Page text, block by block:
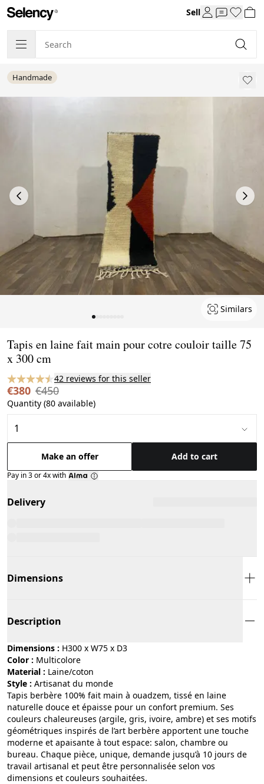
Sell
Handmade
Similars
Tapis en laine fait main pour cotre couloir taille 75
x 300 cm
42 reviews for this seller
€380 €450
Quantity (80 available)
Make an offer Add to cart
Pay in 3 or 4x with
Delivery
Dimensions
Description
Dimensions : H300 x W75 x D3
Color :
multicolore
Material :
laine/coton
Style :
artisanat du monde
Tapis berbère 100% fait main à ouadzem, tissé en laine
naturelle douce et épaisse pour un confort premium. Ses
couleurs chaleureuses (argile, gris, ivoire, ambre) et ses motifs
géométriques inspirés de l’art berbère apportent une touche
moderne et apaisante à tout espace: salon, chambre ou
bureau. Chaque pièce, unique, demande jusqu’à 10 jours de
travail artisanal et peut être personnalisée selon vos
dimensions et couleurs souhaitées.